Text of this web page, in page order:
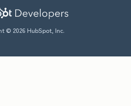
© 2026 HubSpot, Inc.